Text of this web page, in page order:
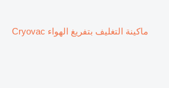
ماكينة التغليف بتفريغ الهواء Cryovac